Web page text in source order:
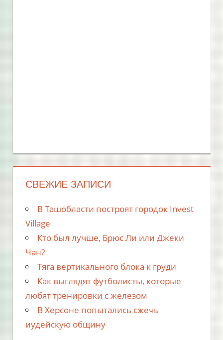
СВЕЖИЕ ЗАПИСИ
В Ташобласти построят городок Invest
Village
Кто был лучше, Брюс Ли или Джеки
Чан?
Тяга вертикального блока к груди
Как выглядят футболисты, которые
любят тренировки с железом
В Херсоне попытались сжечь
иудейскую общину